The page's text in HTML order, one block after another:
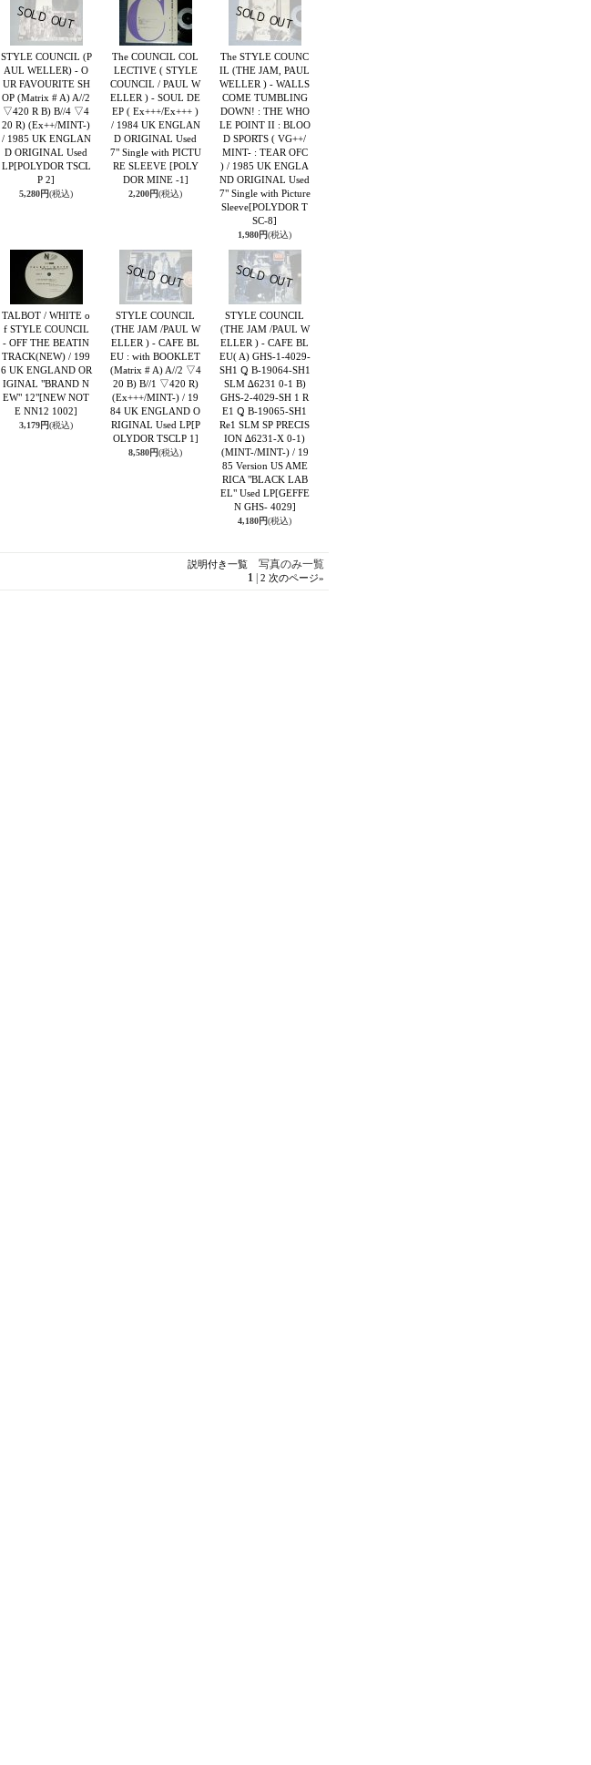
STYLE COUNCIL (P
AUL WELLER) - O
UR FAVOURITE SH
OP (Matrix # A) A//2
▽420 R B) B//4 ▽4
20 R) (Ex++/MINT-)
/ 1985 UK ENGLAN
D ORIGINAL Used
LP[POLYDOR TSCL
P 2]
5,280円(税込)
The COUNCIL COL
LECTIVE ( STYLE
COUNCIL / PAUL W
ELLER ) - SOUL DE
EP ( Ex+++/Ex+++ )
/ 1984 UK ENGLAN
D ORIGINAL Used
7" Single with PICTU
RE SLEEVE [POLY
DOR MINE -1]
2,200円(税込)
The STYLE COUNC
IL (THE JAM, PAUL
WELLER ) - WALLS
COME TUMBLING
DOWN! : THE WHO
LE POINT II : BLOO
D SPORTS ( VG++/
MINT- : TEAR OFC
) / 1985 UK ENGLA
ND ORIGINAL Used
7" Single with Picture
Sleeve[POLYDOR T
SC-8]
1,980円(税込)
TALBOT / WHITE o
f STYLE COUNCIL
- OFF THE BEATIN
TRACK(NEW) / 199
6 UK ENGLAND OR
IGINAL "BRAND N
EW" 12"[NEW NOT
E NN12 1002]
3,179円(税込)
STYLE COUNCIL
(THE JAM /PAUL W
ELLER ) - CAFE BL
EU : with BOOKLET
(Matrix # A) A//2 ▽4
20 B) B//1 ▽420 R)
(Ex+++/MINT-) / 19
84 UK ENGLAND O
RIGINAL Used LP[P
OLYDOR TSCLP 1]
8,580円(税込)
STYLE COUNCIL
(THE JAM /PAUL W
ELLER ) - CAFE BL
EU( A) GHS-1-4029-
SH1 Ꝗ B-19064-SH1
SLM ∆6231 0-1 B)
GHS-2-4029-SH 1 R
E1 Ꝗ B-19065-SH1
Re1 SLM SP PRECIS
ION ∆6231-X 0-1)
(MINT-/MINT-) / 19
85 Version US AME
RICA "BLACK LAB
EL" Used LP[GEFFE
N GHS- 4029]
4,180円(税込)
説明付き一覧写真のみ一覧
1| 2 次のページ»